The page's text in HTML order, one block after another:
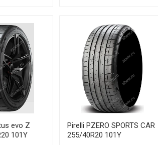
99Y
96Y RunFlat
103Y
104Y
105W
evo Z
101Y
Pirelli PZERO SPORTS CAR
255/40R20 101Y